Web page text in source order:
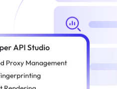
ago",
www.linkedin.com/
www.linkedin.com/jobs-